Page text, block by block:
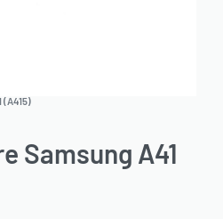
(A415)
Samsung A41